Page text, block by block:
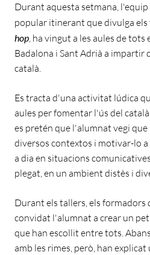
Durant aquesta setmana,
popular itinerant que divulga els
hop, ha vingut a les aules de tots
Badalona i Sant Adrià a impartir
català.
Es tracta d'una activitat lúdica
aules per fomentar l'ús del
es pretén que l'alumnat vegi
diversos contextos i motivar-lo
a dia en situacions
plegat, en un ambient distès i
Durant els tallers, els formadors
convidat l'alumnat a crear un
que han escollit entre tots.
amb les rimes, però, han